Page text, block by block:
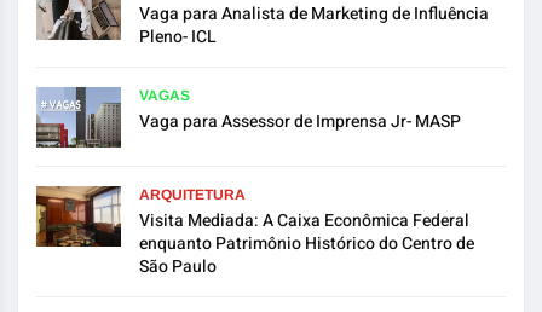
Vaga para Analista de Marketing de Influência
Pleno- ICL
VAGAS
Vaga para Assessor de Imprensa Jr- MASP
ARQUITETURA
Visita Mediada: A Caixa Econômica Federal
enquanto Patrimônio Histórico do Centro de
São Paulo